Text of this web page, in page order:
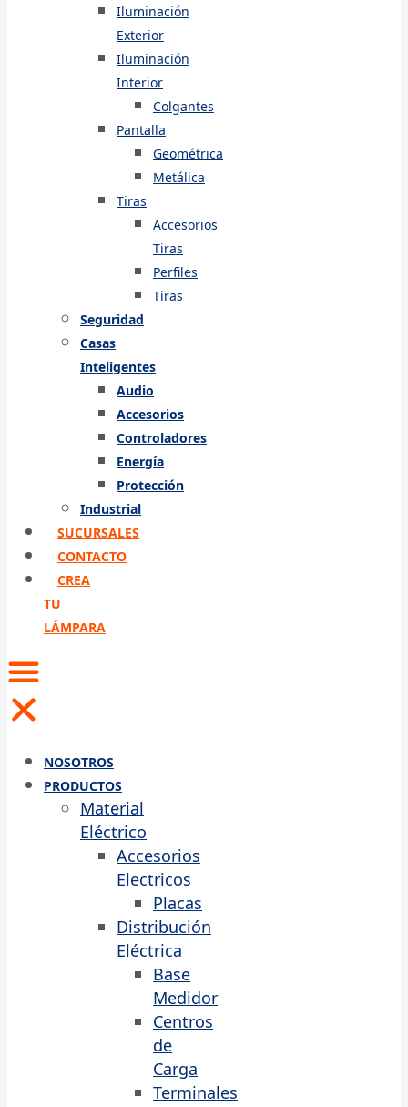
Iluminación
Exterior
Iluminación
Interior
Colgantes
Pantalla
Geométrica
Metálica
Tiras
Accesorios
Tiras
Perfiles
Tiras
Seguridad
Casas
Inteligentes
Audio
Accesorios
Controladores
Energía
Protección
Industrial
SUCURSALES
CONTACTO
CREA
TU
LÁMPARA
NOSOTROS
PRODUCTOS
Material
Eléctrico
Accesorios
Electricos
Placas
Distribución
Eléctrica
Base
Medidor
Centros
de
Carga
Terminales